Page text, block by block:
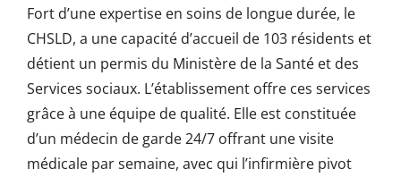
Fort d’une expertise en soins de longue durée, le
CHSLD, a une capacité d’accueil de 103 résidents et
détient un permis du Ministère de la Santé et des
Services sociaux. L’établissement offre ces services
grâce à une équipe de qualité. Elle est constituée
d’un médecin de garde 24/7 offrant une visite
médicale par semaine, avec qui l’infirmière pivot